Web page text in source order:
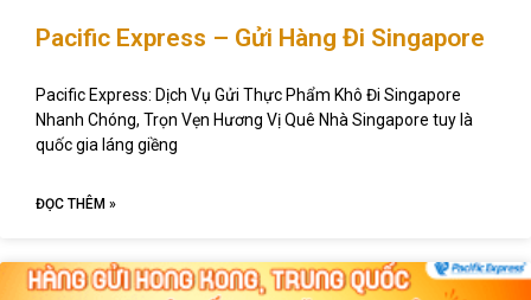
Pacific Express – Gửi Hàng Đi Singapore
Pacific Express: Dịch Vụ Gửi Thực Phẩm Khô Đi Singapore
Nhanh Chóng, Trọn Vẹn Hương Vị Quê Nhà Singapore tuy là
quốc gia láng giềng
ĐỌC THÊM »